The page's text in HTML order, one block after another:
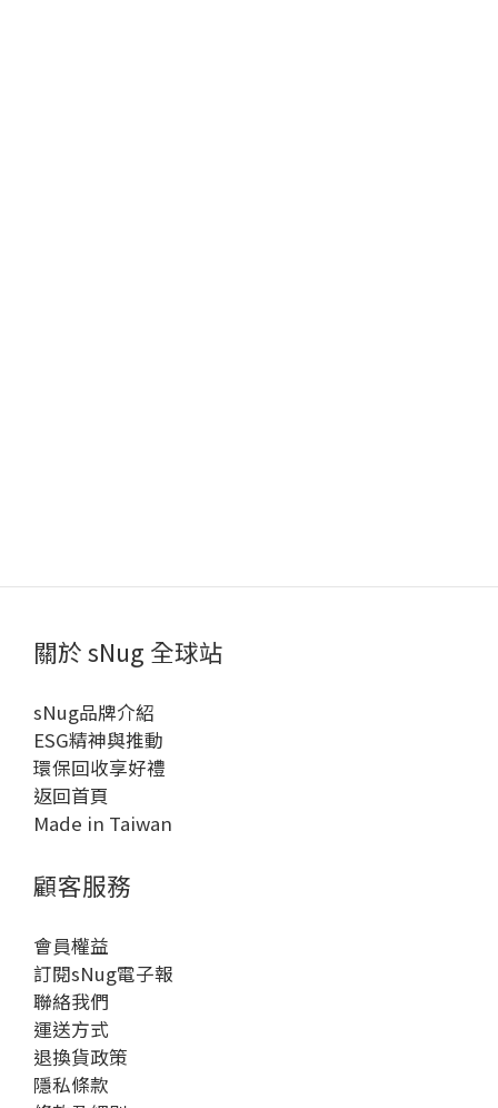
關於 sNug 全球站
sNug品牌介紹
ESG精神與推動
環保回收享好禮
返回首頁
Made in Taiwan
顧客服務
會員權益
訂閱sNug電子報
聯絡我們
運送方式
退換貨政策
隱私條款